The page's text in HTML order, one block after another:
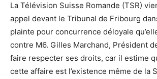
La Télévision Suisse Romande (TSR)
appel devant le Tribunal de Fribourg
plainte pour concurrence déloyale
contre M6. Gilles Marchand, Président
faire respecter ses droits, car il estime
cette affaire est l’existence même de la